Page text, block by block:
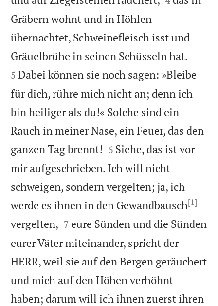
Gräbern wohnt und in Höhlen
übernachtet, Schweinefleisch isst und
Gräuelbrühe in seinen Schüsseln hat.
5 Dabei können sie noch sagen: »Bleibe
für dich, rühre mich nicht an; denn ich
bin heiliger als du!« Solche sind ein
Rauch in meiner Nase, ein Feuer, das den
ganzen Tag brennt! 

6 Siehe, das ist vor
mir aufgeschrieben. Ich will nicht
schweigen, sondern vergelten; ja, ich
werde es ihnen in den Gewandbausch[1]
vergelten, 

7 eure Sünden und die Sünden
eurer Väter miteinander, spricht der
HERR, weil sie auf den Bergen geräuchert
und mich auf den Höhen verhöhnt
haben; darum will ich ihnen zuerst ihren